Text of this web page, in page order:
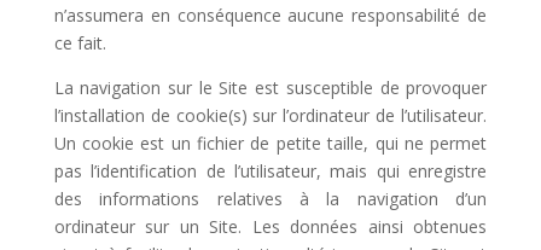
n’assumera en conséquence aucune responsabilité de
ce fait.
La navigation sur le Site est susceptible de provoquer
l’installation de cookie(s) sur l’ordinateur de l’utilisateur.
Un cookie est un fichier de petite taille, qui ne permet
pas l’identification de l’utilisateur, mais qui enregistre
des informations relatives à la navigation d’un
ordinateur sur un Site. Les données ainsi obtenues